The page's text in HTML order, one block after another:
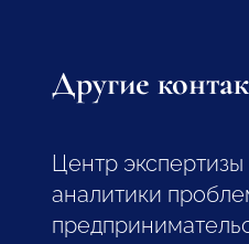
Другие
Центр экспертизы
аналитики